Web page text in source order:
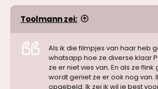
Toolmann zei:
Als ik die filmpjes van haar heb
whatsapp hoe ze diverse klaar
ze er niet vies van. En als ze
wordt geniet ze er ook nog van.
opgebeld. Ik zei ik wil je best